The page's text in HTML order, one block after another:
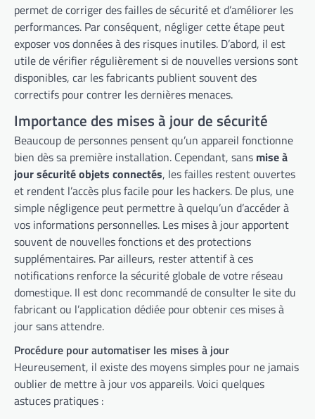
permet de corriger des failles de sécurité et d’améliorer les
performances. Par conséquent, négliger cette étape peut
exposer vos données à des risques inutiles. D’abord, il est
utile de vérifier régulièrement si de nouvelles versions sont
disponibles, car les fabricants publient souvent des
correctifs pour contrer les dernières menaces.
Importance des mises à jour de sécurité
Beaucoup de personnes pensent qu’un appareil fonctionne
bien dès sa première installation. Cependant, sans mise à
jour sécurité objets connectés, les failles restent ouvertes
et rendent l’accès plus facile pour les hackers. De plus, une
simple négligence peut permettre à quelqu’un d’accéder à
vos informations personnelles. Les mises à jour apportent
souvent de nouvelles fonctions et des protections
supplémentaires. Par ailleurs, rester attentif à ces
notifications renforce la sécurité globale de votre réseau
domestique. Il est donc recommandé de consulter le site du
fabricant ou l’application dédiée pour obtenir ces mises à
jour sans attendre.
Procédure pour automatiser les mises à jour
Heureusement, il existe des moyens simples pour ne jamais
oublier de mettre à jour vos appareils. Voici quelques
astuces pratiques :